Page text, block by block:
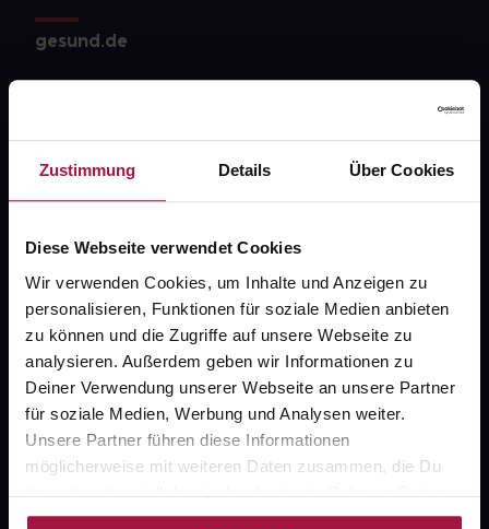
Zustimmung Details Über Cookies
Diese Webseite verwendet Cookies
Wir verwenden Cookies, um Inhalte und Anzeigen zu
personalisieren, Funktionen für soziale Medien anbieten
zu können und die Zugriffe auf unsere Webseite zu
analysieren. Außerdem geben wir Informationen zu
Deiner Verwendung unserer Webseite an unsere Partner
für soziale Medien, Werbung und Analysen weiter.
Unsere Partner führen diese Informationen
möglicherweise mit weiteren Daten zusammen, die Du
ihnen bereitgestellt hast oder die sie im Rahmen Deiner
Nutzung der Dienste gesammelt haben.
gesund.de
Newsletter
PAYBACK
gesund-versorger.de
Sanitätshäuser
Datenschutz
AGB